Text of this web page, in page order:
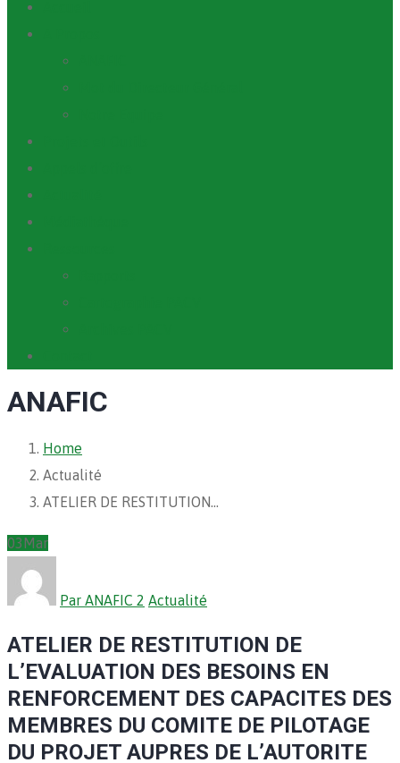
ANAFIC
Home
Actualité
ATELIER DE RESTITUTION…
03Mar
Par ANAFIC 2 Actualité
ATELIER DE RESTITUTION DE
L’EVALUATION DES BESOINS EN
RENFORCEMENT DES CAPACITES DES
MEMBRES DU COMITE DE PILOTAGE
DU PROJET AUPRES DE L’AUTORITE